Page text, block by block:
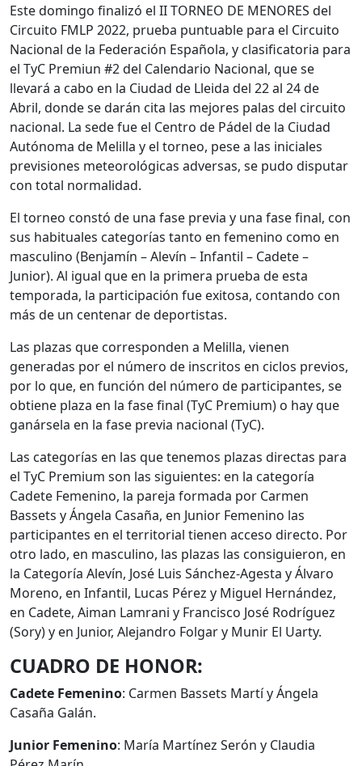
Este domingo finalizó el II TORNEO DE MENORES del
Circuito FMLP 2022, prueba puntuable para el Circuito
Nacional de la Federación Española, y clasificatoria para
el TyC Premiun #2 del Calendario Nacional, que se
llevará a cabo en la Ciudad de Lleida del 22 al 24 de
Abril, donde se darán cita las mejores palas del circuito
nacional. La sede fue el Centro de Pádel de la Ciudad
Autónoma de Melilla y el torneo, pese a las iniciales
previsiones meteorológicas adversas, se pudo disputar
con total normalidad.
El torneo constó de una fase previa y una fase final, con
sus habituales categorías tanto en femenino como en
masculino (Benjamín – Alevín – Infantil – Cadete –
Junior). Al igual que en la primera prueba de esta
temporada, la participación fue exitosa, contando con
más de un centenar de deportistas.
Las plazas que corresponden a Melilla, vienen
generadas por el número de inscritos en ciclos previos,
por lo que, en función del número de participantes, se
obtiene plaza en la fase final (TyC Premium) o hay que
ganársela en la fase previa nacional (TyC).
Las categorías en las que tenemos plazas directas para
el TyC Premium son las siguientes: en la categoría
Cadete Femenino, la pareja formada por Carmen
Bassets y Ángela Casaña, en Junior Femenino las
participantes en el territorial tienen acceso directo. Por
otro lado, en masculino, las plazas las consiguieron, en
la Categoría Alevín, José Luis Sánchez-Agesta y Álvaro
Moreno, en Infantil, Lucas Pérez y Miguel Hernández,
en Cadete, Aiman Lamrani y Francisco José Rodríguez
(Sory) y en Junior, Alejandro Folgar y Munir El Uarty.
CUADRO DE HONOR:
Cadete Femenino: Carmen Bassets Martí y Ángela
Casaña Galán.
Junior Femenino: María Martínez Serón y Claudia